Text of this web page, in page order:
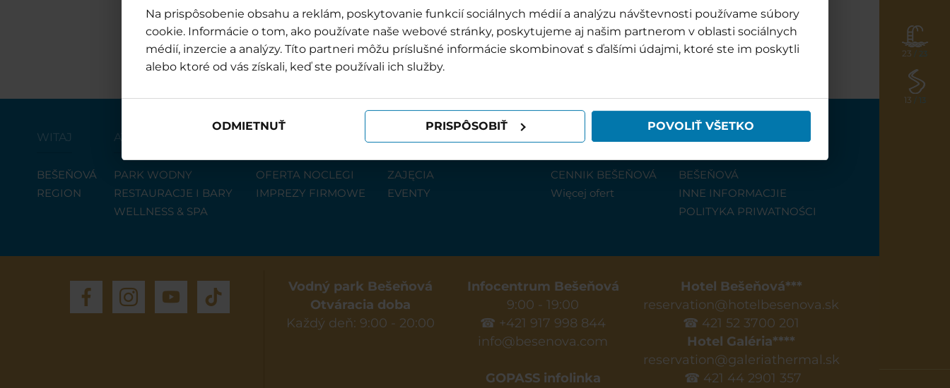
Na prispôsobenie obsahu a reklám, poskytovanie funkcií sociálnych médií a analýzu návštevnosti používame súbory
cookie. Informácie o tom, ako používate naše webové stránky, poskytujeme aj našim partnerom v oblasti sociálnych
médií, inzercie a analýzy. Títo partneri môžu príslušné informácie skombinovať s ďalšími údajmi, ktoré ste im poskytli
alebo ktoré od vás získali, keď ste používali ich služby.
ODMIETNUŤ PRISPÔSOBIŤ POVOLIŤ VŠETKO
23 / 23
13 / 13
WITAJ
BEŠEŇOVÁ
REGION
ATRAKCJE
PARK WODNY
RESTAURACJE I BARY
WELLNESS & SPA
OFERTA NOCLEGI
IMPREZY FIRMOWE
ZAJĘCIA
EVENTY
CENNIK
CENNIK BEŠEŇOVÁ
Więcej ofert
BEŠEŇOVÁ
INNE INFORMACJIE
POLITYKA PRIWATNOŚCI
Vodný park Bešeňová
Otváracia doba
Každý deň: 9:00 - 20:00
Infocentrum Bešeňová
9:00 - 19:00
☎ +421 917 998 844
info@besenova.com
GOPASS infolinka
Hotel Bešeňová***
reservation@hotelbesenova.sk
☎ 421 52 3700 201
Hotel Galéria****
reservation@galeriathermal.sk
☎ 421 44 2901 357